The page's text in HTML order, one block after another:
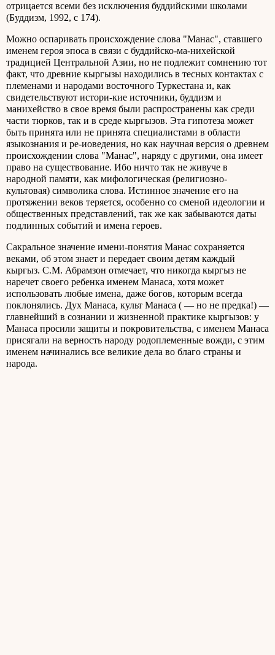
отрицается всеми без исключения буддийскими школами
(Буддизм, 1992, с 174).
Можно оспаривать происхождение слова "Манас", ставшего
именем героя эпоса в связи с буддийско-ма-нихейской
традицией Центральной Азии, но не подлежит сомнению тот
факт, что древние кыргызы находились в тесных контактах с
племенами и народами восточного Туркестана и, как
свидетельствуют истори-кие источники, буддизм и
манихейство в свое время были распространены как среди
части тюрков, так и в среде кыргызов. Эта гипотеза может
быть принята или не принята специалистами в области
языкознания и ре-иоведения, но как научная версия о древнем
происхождении слова "Манас", наряду с другими, она имеет
право на существование. Ибо ничто так не живуче в
народной памяти, как мифологическая (религиозно-
культовая) символика слова. Истинное значение его на
протяжении веков теряется, особенно со сменой идеологии и
общественных представлений, так же как забываются даты
подлинных событий и имена героев.
Сакральное значение имени-понятия Манас сохраняется
веками, об этом знает и передает своим детям каждый
кыргыз. С.М. Абрамзон отмечает, что никогда кыргыз не
наречет своего ребенка именем Манаса, хотя может
использовать любые имена, даже богов, которым всегда
поклонялись. Дух Манаса, культ Манаса ( — но не предка!) —
главнейший в сознании и жизненной практике кыргызов: у
Манаса просили защиты и покровительства, с именем Манаса
присягали на верность народу родоплеменные вожди, с этим
именем начинались все великие дела во благо страны и
народа.